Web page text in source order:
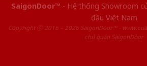
SaigonDoor™ - Hệ thống Showroom
đầu Việt Nam
Copyright ⓒ 2016 – 2026 SaigonDoor™ -
chủ quản SaigonDoor